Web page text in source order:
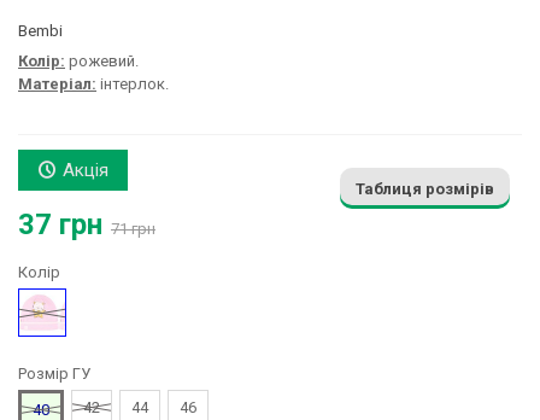
Bembi
Колір: рожевий.
Матеріал: інтерлок.
Акція
37 грн 71 грн
Таблиця розмірів
Колір
Рожевий
Розмір ГУ
40
42 44 46